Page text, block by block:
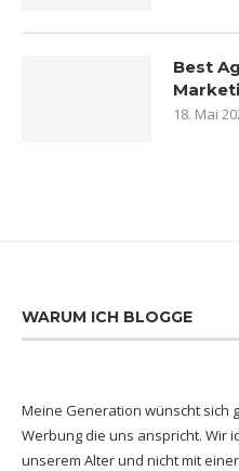
Best
18. Mai
WARUM ICH BLOGGE
Meine Generation wünscht sich
Werbung die uns anspricht. Wir
unserem Alter und nicht mit